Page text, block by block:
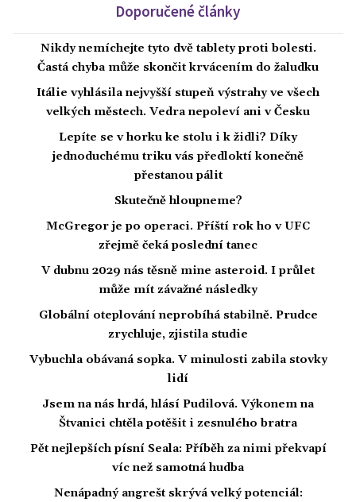
Doporučené články
Nikdy nemíchejte tyto dvě tablety proti bolesti.
Častá chyba může skončit krvácením do žaludku
Itálie vyhlásila nejvyšší stupeň výstrahy ve všech
velkých městech. Vedra nepoleví ani v Česku
Lepíte se v horku ke stolu i k židli? Díky
jednoduchému triku vás předloktí konečně
přestanou pálit
Skutečně hloupneme?
McGregor je po operaci. Příští rok ho v UFC
zřejmě čeká poslední tanec
V dubnu 2029 nás těsně mine asteroid. I průlet
může mít závažné následky
Globální oteplování neprobíhá stabilně. Prudce
zrychluje, zjistila studie
Vybuchla obávaná sopka. V minulosti zabila stovky
lidí
Jsem na nás hrdá, hlásí Pudilová. Výkonem na
Štvanici chtěla potěšit i zesnulého bratra
Pět nejlepších písní Seala: Příběh za nimi překvapí
víc než samotná hudba
Nenápadný angrešt skrývá velký potenciál: